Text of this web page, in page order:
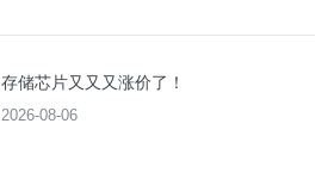
存储芯片又又又涨价了！
2026-08-06